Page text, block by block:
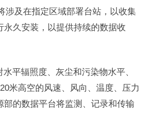
涉及在指定区域部署台站，以收集
久安装，以提供持续的数据收
平辐照度、灰尘和污染物水平、
米高空的风速、风向、温度、压力
的数据平台将监测、记录和传输